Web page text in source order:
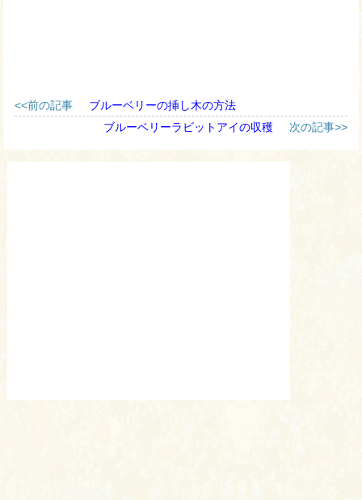
<<前の記事
ブルーベリーの挿し木の方法
ブルーベリーラビットアイの収穫
次の記事>>